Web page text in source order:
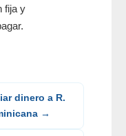
fija y
dinero a R.
→